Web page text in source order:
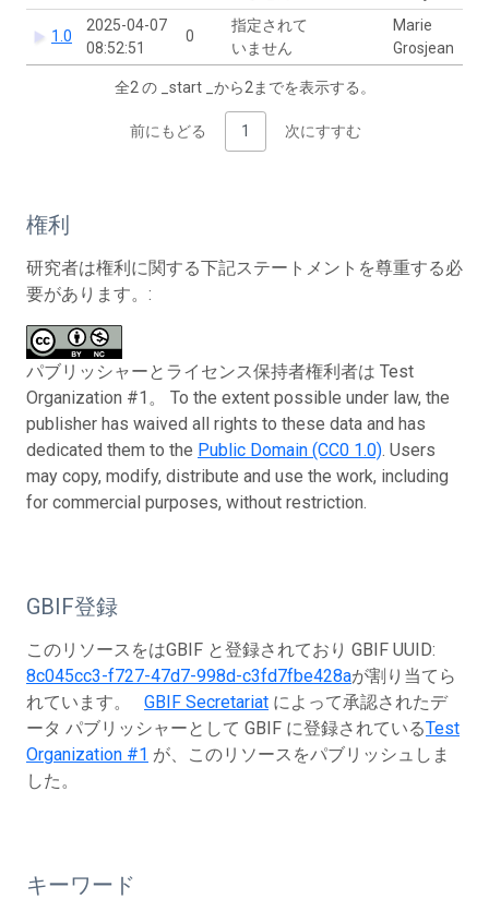
1.0
2025-04-07
08:52:51
0
指定されて
いません
Marie
Grosjean
全2 の _start _から2までを表示する。
前にもどる 1 次にすすむ
権利
研究者は権利に関する下記ステートメントを尊重する必
要があります。:
パブリッシャーとライセンス保持者権利者は Test
Organization #1。 To the extent possible under law, the
publisher has waived all rights to these data and has
dedicated them to the Public Domain (CC0 1.0). Users
may copy, modify, distribute and use the work, including
for commercial purposes, without restriction.
GBIF登録
このリソースをはGBIF と登録されており GBIF UUID:
8c045cc3-f727-47d7-998d-c3fd7fbe428aが割り当てら
れています。 GBIF Secretariat によって承認されたデ
ータ パブリッシャーとして GBIF に登録されているTest
Organization #1 が、このリソースをパブリッシュしま
した。
キーワード